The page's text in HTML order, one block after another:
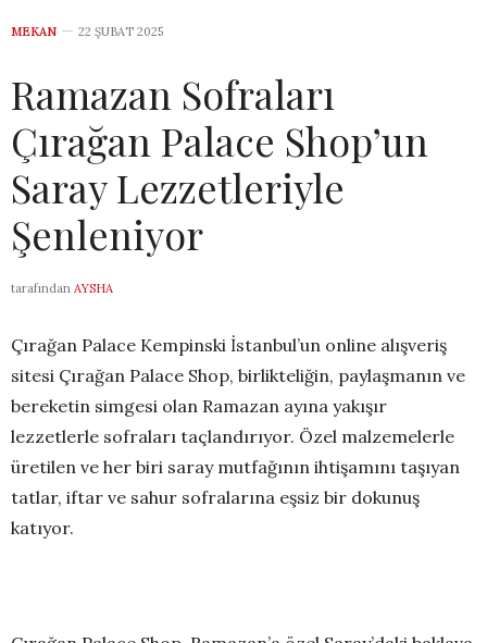
MEKAN 22 ŞUBAT 2025
Ramazan Sofraları
Çırağan Palace Shop’un
Saray Lezzetleriyle
Şenleniyor
tarafından AYSHA
Çırağan Palace Kempinski İstanbul’un online alışveriş
sitesi Çırağan Palace Shop, birlikteliğin, paylaşmanın ve
bereketin simgesi olan Ramazan ayına yakışır
lezzetlerle sofraları taçlandırıyor. Özel malzemelerle
üretilen ve her biri saray mutfağının ihtişamını taşıyan
tatlar, iftar ve sahur sofralarına eşsiz bir dokunuş
katıyor.